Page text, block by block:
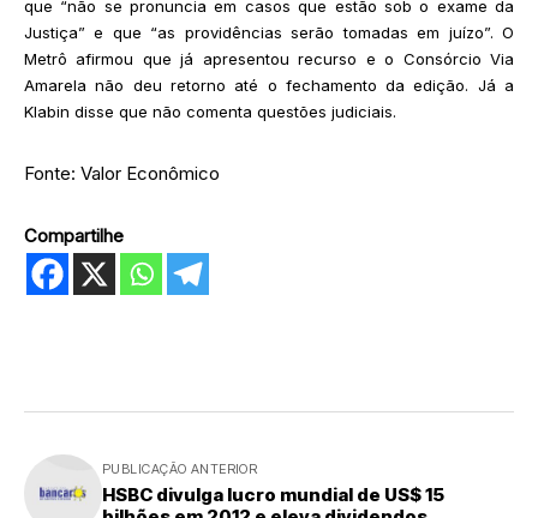
que “não se pronuncia em casos que estão sob o exame da
Justiça” e que “as providências serão tomadas em juízo”. O
Metrô afirmou que já apresentou recurso e o Consórcio Via
Amarela não deu retorno até o fechamento da edição. Já a
Klabin disse que não comenta questões judiciais.
Fonte: Valor Econômico
Compartilhe
PUBLICAÇÃO ANTERIOR
HSBC divulga lucro mundial de US$ 15